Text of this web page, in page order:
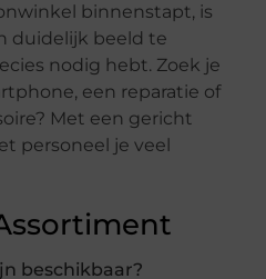
binnenstapt, is
duidelijk beeld te
nodig hebt. Zoek je
een reparatie of
Met een gericht
personeel je veel
beschikbaar?